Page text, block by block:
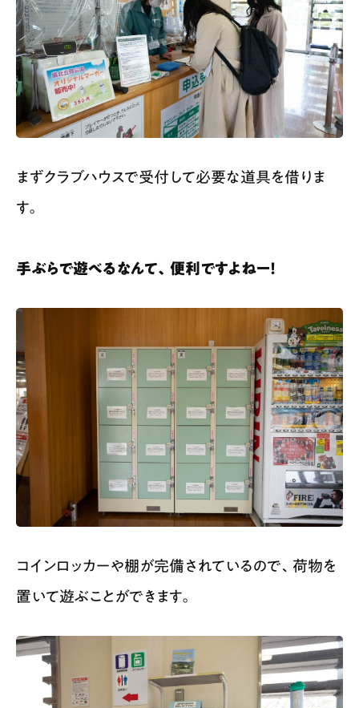
まずクラブハウスで受付して必要な道具を借りま
す。
手ぶらで遊べるなんて、便利ですよねー！
コインロッカーや棚が完備されているので、荷物を
置いて遊ぶことができます。